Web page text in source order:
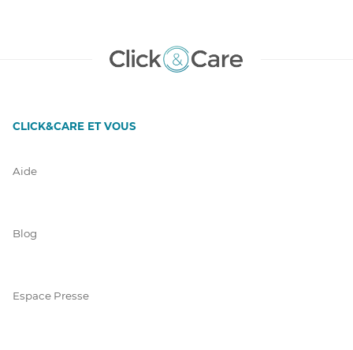
CLICK&CARE ET VOUS
Aide
Blog
Espace Presse